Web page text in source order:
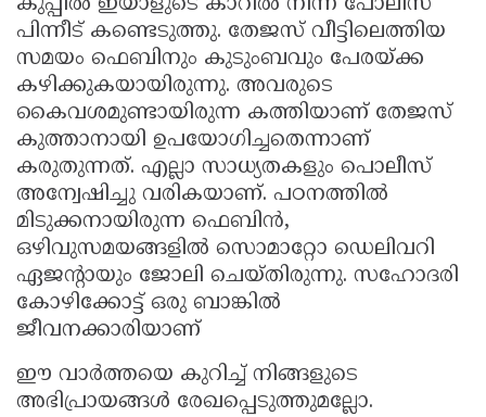
കുപ്പിൽ ഇയാളുടെ കാറിൽ നിന്ന് പോലീസ്
പിന്നീട് കണ്ടെടുത്തു. തേജസ് വീട്ടിലെത്തിയ
സമയം ഫെബിനും കുടുംബവും പേരയ്ക്ക
കഴിക്കുകയായിരുന്നു. അവരുടെ
കൈവശമുണ്ടായിരുന്ന കത്തിയാണ് തേജസ്
കുത്താനായി ഉപയോഗിച്ചതെന്നാണ്
കരുതുന്നത്. എല്ലാ സാധ്യതകളും പൊലീസ്
അന്വേഷിച്ചു വരികയാണ്. പഠനത്തിൽ
മിടുക്കനായിരുന്ന ഫെബിൻ,
ഒഴിവുസമയങ്ങളിൽ സൊമാറ്റോ ഡെലിവറി
ഏജന്റായും ജോലി ചെയ്തിരുന്നു. സഹോദരി
കോഴിക്കോട്ട് ഒരു ബാങ്കിൽ
ജീവനക്കാരിയാണ്
ഈ വാർത്തയെ കുറിച്ച് നിങ്ങളുടെ
അഭിപ്രായങ്ങൾ രേഖപ്പെടുത്തുമല്ലോ.